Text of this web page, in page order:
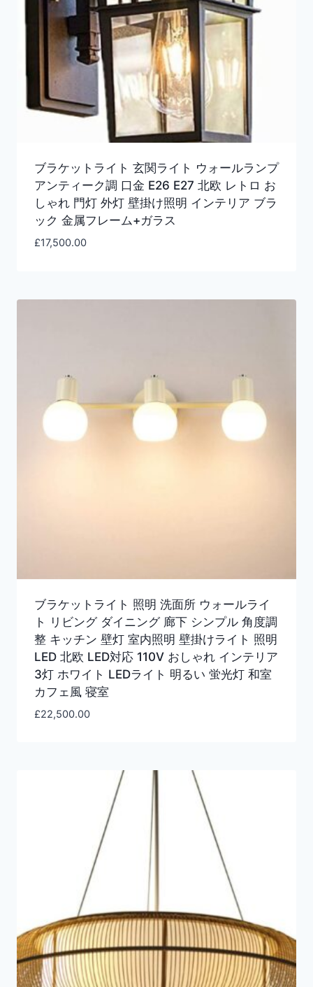
ブラケットライト 玄関ライト ウォールランプ
アンティーク調 口金 E26 E27 北欧 レトロ お
しゃれ 門灯 外灯 壁掛け照明 インテリア ブラ
ック 金属フレーム+ガラス
£17,500.00
ブラケットライト 照明 洗面所 ウォールライ
ト リビング ダイニング 廊下 シンプル 角度調
整 キッチン 壁灯 室内照明 壁掛けライト 照明
LED 北欧 LED対応 110V おしゃれ インテリア
3灯 ホワイト LEDライト 明るい 蛍光灯 和室
カフェ風 寝室
£22,500.00